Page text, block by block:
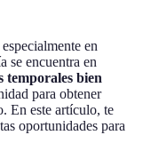
en
se encuentra en
temporales bien
para obtener
En este artículo, te
oportunidades para